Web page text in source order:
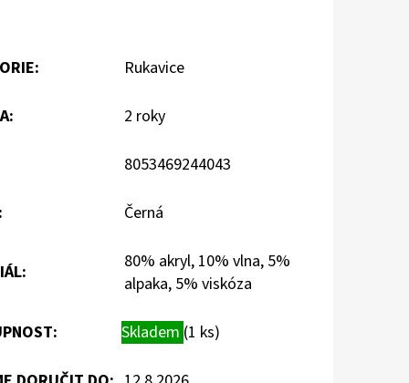
: Rukavice
: 2 roky
8053469244043
Černá
:
80% akryl, 10% vlna, 5%
alpaka, 5% viskóza
Skladem (1 ks)